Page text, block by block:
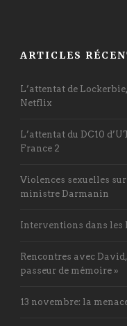
ARTICLES
L’attentat de
Netflix
L’attentat du DC10
France 2
Violences sexuelles
ministre Darmanin
Interventions dans les
Rencontres avec
passeur de mémoire »
13 novembre: la